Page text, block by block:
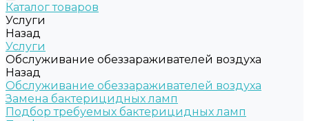
Каталог товаров
Услуги
Назад
Услуги
Обслуживание обеззараживателей воздуха
Назад
Обслуживание обеззараживателей воздуха
Замена бактерицидных ламп
Подбор требуемых бактерицидных ламп